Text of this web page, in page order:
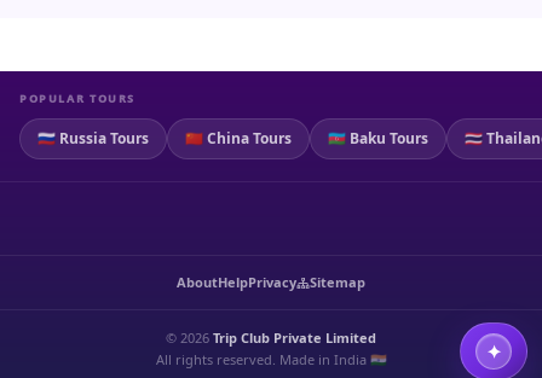
POPULAR TOURS
🇷🇺 Russia Tours 🇨🇳 China Tours 🇦🇿 Baku Tours 🇹🇭
AboutHelpPrivacy Sitemap
© 2026 Trip Club Private Limited
All rights reserved. Made in India 🇮🇳